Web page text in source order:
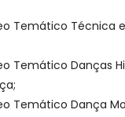
Temático Técnica
Temático Danças
Temático Dança